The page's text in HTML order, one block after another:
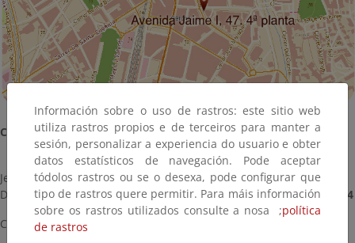
Contacto del servicio provincial:
Jefe/a del Servicio Provincial:Albert Montserrat Royuela
Dirección y teléfono: Avda. Jaime I, 47 - 4ª planta. Tel.972 200 204
Correo electrónico:
Información sobre o uso de rastros: este sitio web
utiliza rastros propios e de terceiros para manter a
sesión, personalizar a experiencia do usuario e obter
datos estatísticos de navegación. Pode aceptar
tódolos rastros ou se o desexa, pode configurar que
tipo de rastros quere permitir. Para máis información
sobre os rastros utilizados consulte a nosa ;política
de rastros